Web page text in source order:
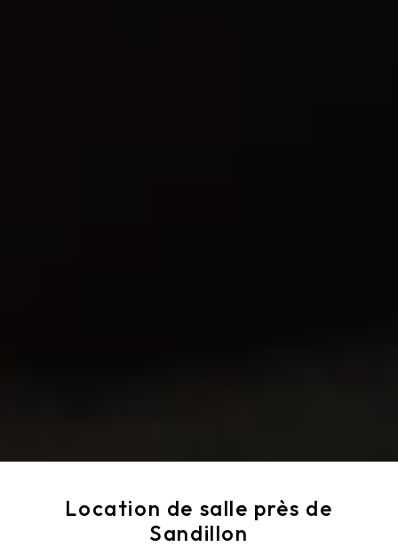
Location de salle près de
Sandillon